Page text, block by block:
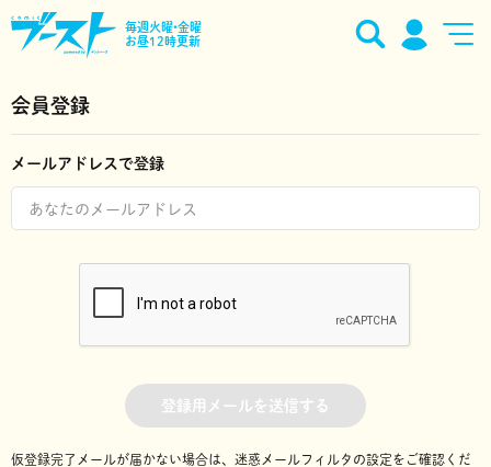
毎週火曜•金曜
お昼12時更新
会員登録
メールアドレスで登録
登録用メールを送信する
仮登録完了メールが届かない場合は、迷惑メールフィルタの設定をご確認くだ